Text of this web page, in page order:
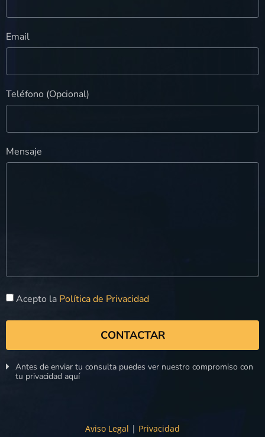
Email
Teléfono (Opcional)
Mensaje
Acepto la Política de Privacidad
CONTACTAR
Antes de enviar tu consulta puedes ver nuestro compromiso con
tu privacidad aquí
Aviso Legal | Privacidad